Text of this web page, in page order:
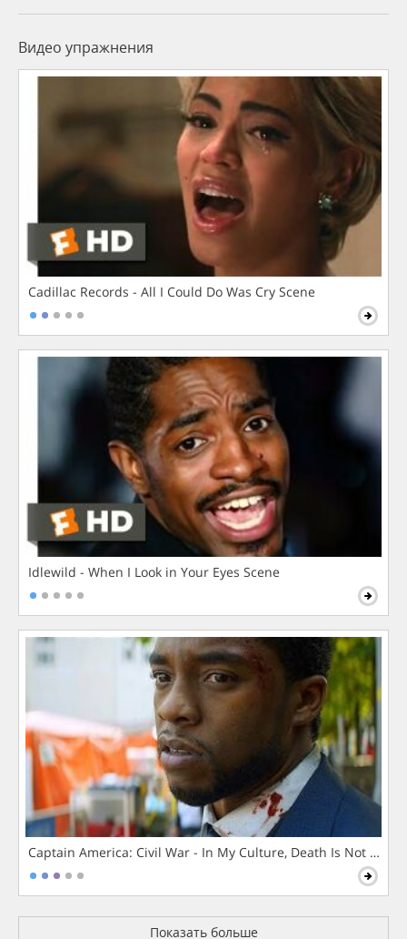
Видео упражнения
Cadillac Records - All I Could Do Was Cry Scene
Idlewild - When I Look in Your Eyes Scene
Captain America: Civil War - In My Culture, Death Is Not The
Показать больше